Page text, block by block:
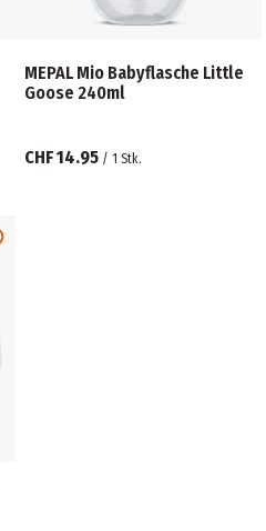
MEPAL Mio Babyflasche Little
Goose 240ml
CHF 14.95 / 1 Stk.